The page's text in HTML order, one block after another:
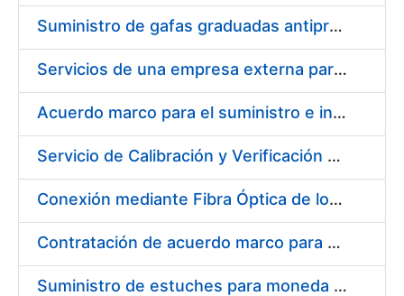
Suministro de gafas graduadas antiproyecciones para los trabajadores de la FNMT-RCM en los centros de trabajo de Madrid y Burgos
Servicios de una empresa externa para el asesoramiento y resolución de los recursos de alzada que se presentan relacionados con procesos de selección para la FNMT-RCM
Acuerdo marco para el suministro e instalación de persianas, estores y otros complementos
Servicio de Calibración y Verificación Externa de los Equipos de Medición del Servicio de Prevención de la FNMT-RCM
Conexión mediante Fibra Óptica de los Centros de Proceso de Datos (CPDs) de las sedes de la FNMT-RCM de Burgos y Madrid
Contratación de acuerdo marco para el Suministro de Material de Electricidad para la Fábrica Nacional de Moneda y Timbre-Real Casa de la Moneda en su centro de trabajo de Burgos
Suministro de estuches para moneda de 30 €